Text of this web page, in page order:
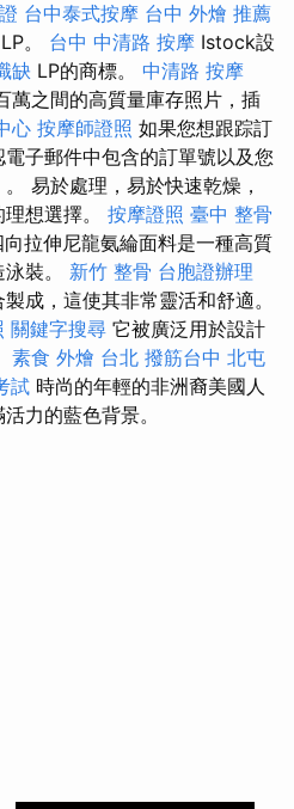
台中泰式按摩 台中 外燴 推薦
LP。 台中 中清路 按摩 Istock設
缺 LP的商標。 中清路 按摩
萬之間的高質量庫存照片，插
心 按摩師證照 如果您想跟踪訂
子郵件中包含的訂單號以及您
易於處理，易於快速乾燥，
想選擇。 按摩證照 臺中 整骨
拉伸尼龍氨綸面料是一種高質
裝。 新竹 整骨 台胞證辦理
成，這使其非常靈活和舒適。
關鍵字搜尋 它被廣泛用於設計
素食 外燴 台北 撥筋台中 北屯
試 時尚的年輕的非洲裔美國人
力的藍色背景。